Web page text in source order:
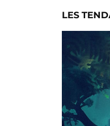
LES